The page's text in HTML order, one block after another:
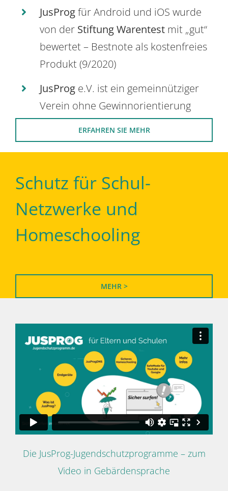
JusProgfür Android und iOS wurde
von der Stiftung Warentest mit „gut“
bewertet – Bestnote als kostenfreies
Produkt (9/2020)
JusProg e.V. ist ein gemeinnütziger
Verein ohne Gewinnorientierung
ERFAHREN SIE MEHR
Schutz für Schul-
Netzwerke und
Homeschooling
MEHR >
Die JusProg-Jugendschutzprogramme – zum
Video in Gebärdensprache